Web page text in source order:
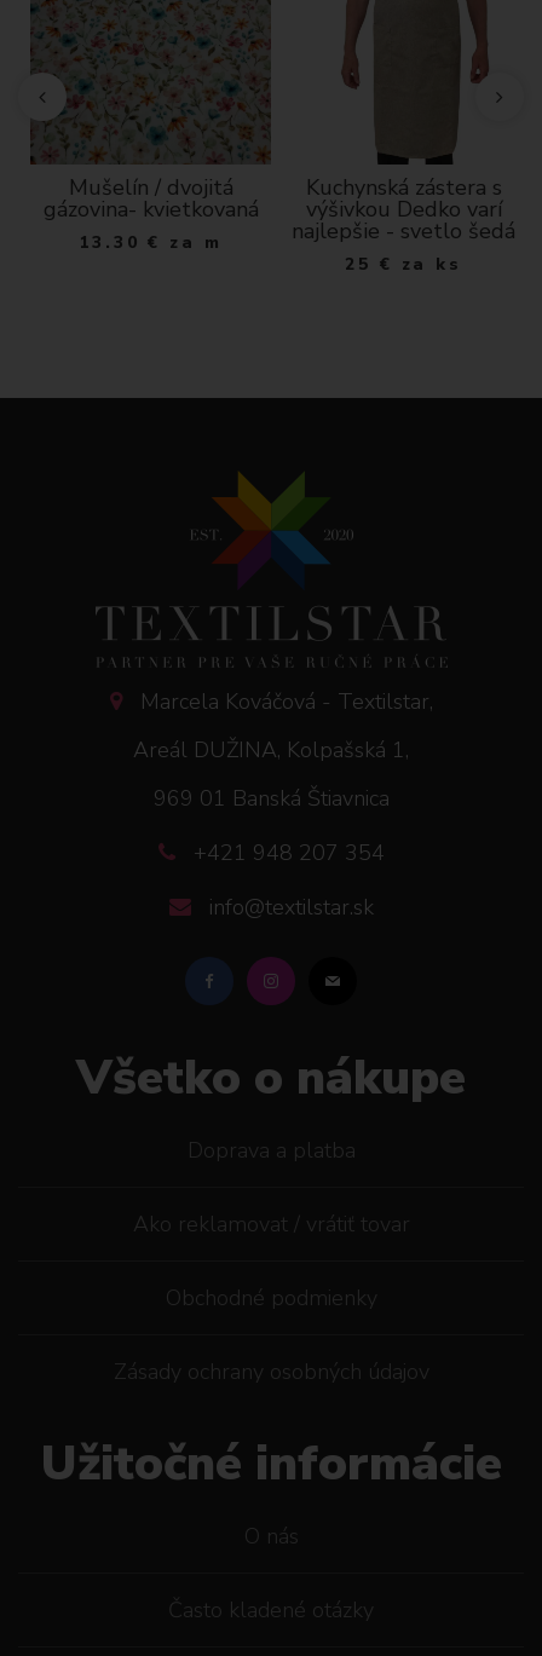
Mušelín / dvojitá
gázovina- kvietkovaná
13.30 € za m
Kuchynská zástera s
výšivkou Dedko varí
najlepšie - svetlo šedá
25 € za ks
Marcela Kováčová - Textilstar,
Areál DUŽINA, Kolpašská 1,
969 01 Banská Štiavnica
+421 948 207 354
info@textilstar.sk
Všetko o nákupe
Doprava a platba
Ako reklamovat / vrátiť tovar
Obchodné podmienky
Zásady ochrany osobných údajov
Užitočné informácie
O nás
Často kladené otázky